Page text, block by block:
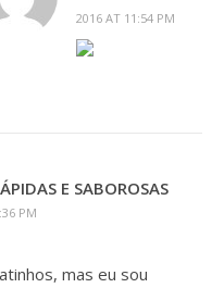
2016 AT 11:54 PM
E SABOROSAS
PM
mas eu sou